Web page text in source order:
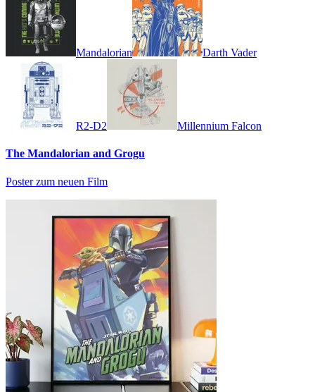
Mandalorian Darth Vader
R2-D2 Millennium Falcon
The Mandalorian and Grogu
Poster zum neuen Film